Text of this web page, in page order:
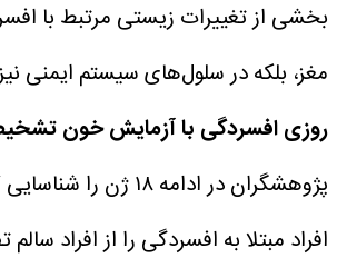
بخشی از تغییرات زیستی مرتبط با
مغز، بلکه در سلول‌های سیستم ایمنی
روزی افسردگی با آزمایش خون
پژوهشگران در ادامه ۱۸
افراد مبتلا به افسردگی را از افراد